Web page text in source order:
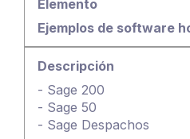
Ejemplos de software
- Sage 200
- Sage 50
- Sage Despachos